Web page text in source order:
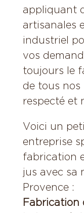
appliquant
artisanales
industriel
vos
toujours le
de tous nos
respecté et
Voici un
entreprise
fabrication
jus avec sa
Provence :
Fabrication